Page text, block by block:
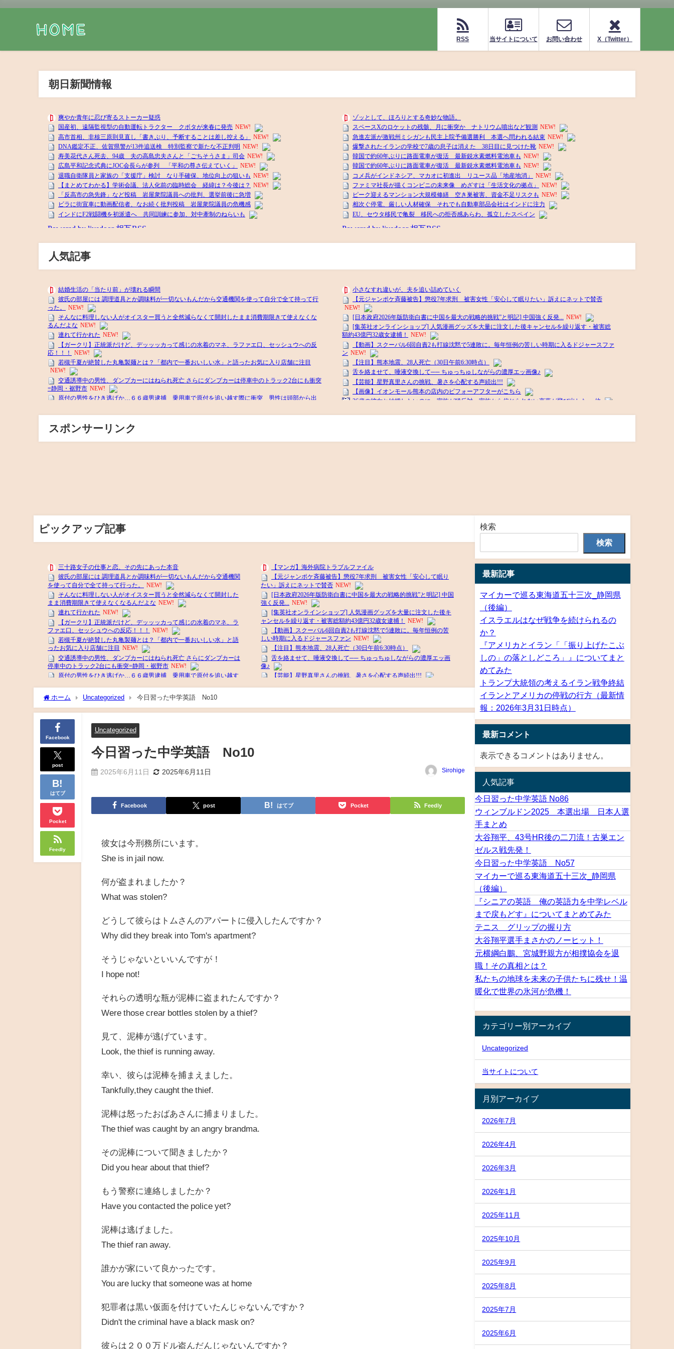
RSS 当サイトについて お問い合わせ X（Twitter）
朝日新聞情報
人気記事
スポンサーリンク
ピックアップ記事
ホーム Uncategorized 今日習った中学英語 No10
Facebook
post
はてブ
Pocket
Feedly
Uncategorized
今日習った中学英語 No10
2025年6月11日 2025年6月11日 Sirohige
Facebook post はてブ Pocket Feedly
彼女は今刑務所にいます。
She is in jail now.
何が盗まれましたか？
What was stolen?
どうして彼らはトムさんのアパートに侵入したんですか？
Why did they break into Tom's apartment?
そうじゃないといいんですが！
I hope not!
それらの透明な瓶が泥棒に盗まれたんですか？
Were those crear bottles stolen by a thief?
見て、泥棒が逃げています。
Look, the thief is running away.
幸い、彼らは泥棒を捕まえました。
Tankfully,they caught the thief.
泥棒は怒ったおばあさんに捕まりました。
The thief was caught by an angry brandma.
その泥棒について聞きましたか？
Did you hear about that thief?
もう警察に連絡しましたか？
Have you contacted the police yet?
泥棒は逃げました。
The thief ran away.
誰かが家にいて良かったです。
You are lucky that someone was at home
犯罪者は黒い仮面を付けていたんじゃないんですか？
Didn't the criminal have a black mask on?
彼らは２００万ドル盗んだんじゃないんですか？
検索
検索
最新記事
マイカーで巡る東海道五十三次_静岡県
（後編）
イスラエルはなぜ戦争を続けられるの
か？
『アメリカとイラン「「振り上げたこぶ
しの」の落としどころ」』についてまと
めてみた
トランプ大統領の考えるイラン戦争終結
イランとアメリカの停戦の行方（最新情
報：2026年3月31日時点）
最新コメント
表示できるコメントはありません。
人気記事
今日習った中学英語 No86
ウィンブルドン2025 本選出場 日本人選
手まとめ
大谷翔平、43号HR後の二刀流！古巣エン
ゼルス戦先発！
今日習った中学英語 No57
マイカーで巡る東海道五十三次_静岡県
（後編）
『シニアの英語 俺の英語力を中学レベル
まで戻もどす』についてまとめてみた
テニス グリップの握り方
大谷翔平選手まさかのノーヒット！
元横綱白鵬、宮城野親方が相撲協会を退
職！その真相とは？
私たちの地球を未来の子供たちに残せ！温
暖化で世界の氷河が危機！
カテゴリー別アーカイブ
Uncategorized
当サイトについて
月別アーカイブ
2026年7月
2026年4月
2026年3月
2026年1月
2025年11月
2025年10月
2025年9月
2025年8月
2025年7月
2025年6月